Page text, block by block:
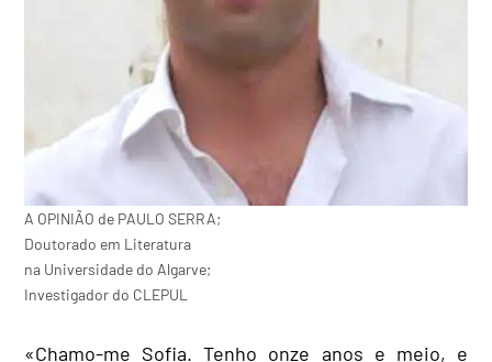
A OPINIÃO de PAULO SERRA;
Doutorado em Literatura
na Universidade do Algarve;
Investigador do CLEPUL
«Chamo-me Sofia. Tenho onze anos e meio, e